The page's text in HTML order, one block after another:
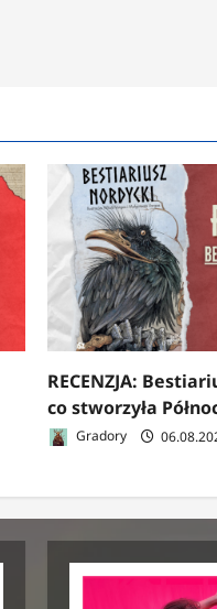
RECENZJA:
co stworzyła
Gradory